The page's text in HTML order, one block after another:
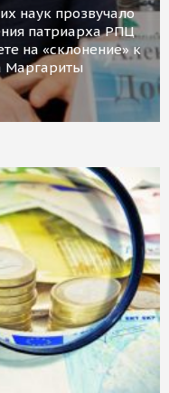
наук прозвучало
патриарха РПЦ
на «склонение» к
Маргариты